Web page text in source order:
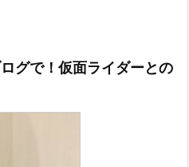
グで！仮面ライダーとの